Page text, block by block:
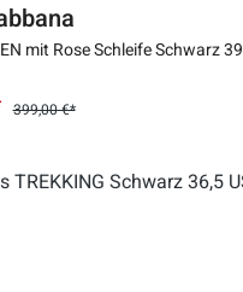
mit Rose Schleife Schwarz 39
399,00 €*